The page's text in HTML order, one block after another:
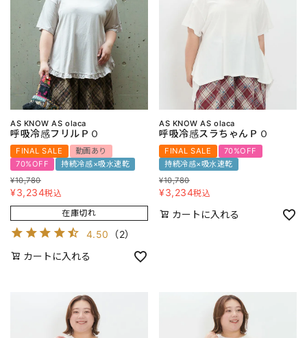
AS KNOW AS olaca
呼吸冷感フリルＰＯ
FINAL SALE
動画あり
70%OFF
持続冷感×吸水速乾
¥10,780
¥3,234税込
在庫切れ
4.50 （2）
カートに入れる
AS KNOW AS olaca
呼吸冷感スラちゃんＰＯ
FINAL SALE
70%OFF
持続冷感×吸水速乾
¥10,780
¥3,234税込
カートに入れる